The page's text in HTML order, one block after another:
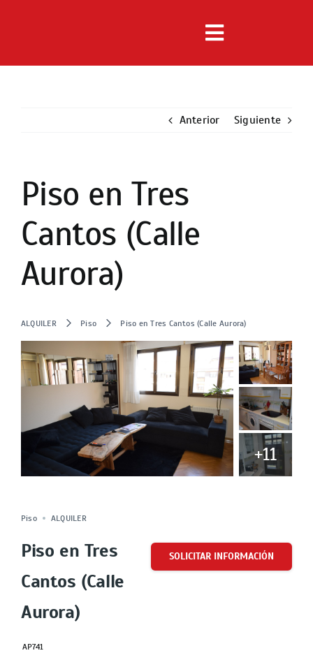
Toggle
Navigation
Servicios
Anterior Siguiente
Ver
imagen
más
grande
Piso en Tres
Cantos (Calle
Aurora)
ALQUILER Piso Piso en Tres Cantos (Calle Aurora)
+11
Piso ALQUILER
Piso en Tres
Cantos (Calle
Aurora)
AP741
SOLICITAR INFORMACIÓN